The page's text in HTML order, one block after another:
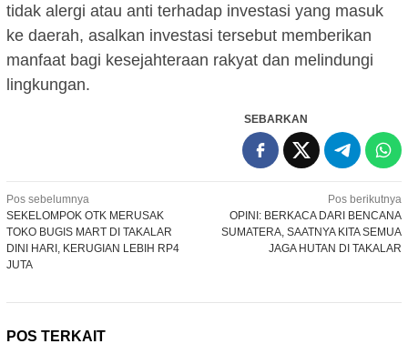
tidak alergi atau anti terhadap investasi yang masuk
ke daerah, asalkan investasi tersebut memberikan
manfaat bagi kesejahteraan rakyat dan melindungi
lingkungan.
SEBARKAN
Navigasi
pos
Pos sebelumnya
SEKELOMPOK OTK MERUSAK
TOKO BUGIS MART DI TAKALAR
DINI HARI, KERUGIAN LEBIH RP4
JUTA
Pos berikutnya
OPINI: BERKACA DARI BENCANA
SUMATERA, SAATNYA KITA SEMUA
JAGA HUTAN DI TAKALAR
POS TERKAIT